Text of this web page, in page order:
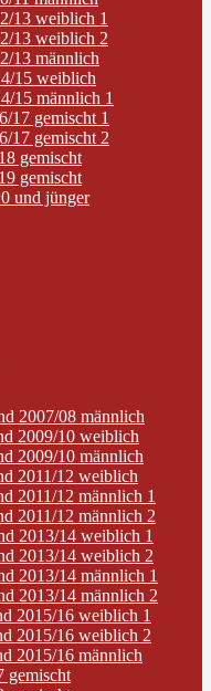
13 weiblich 1
13 weiblich 2
13 männlich
15 weiblich
15 männlich 1
17 gemischt 1
17 gemischt 2
gemischt
gemischt
und jünger
2007/08 männlich
2009/10 weiblich
2009/10 männlich
2011/12 weiblich
2011/12 männlich 1
2011/12 männlich 2
2013/14 weiblich 1
2013/14 weiblich 2
2013/14 männlich 1
2013/14 männlich 2
2015/16 weiblich 1
2015/16 weiblich 2
2015/16 männlich
gemischt